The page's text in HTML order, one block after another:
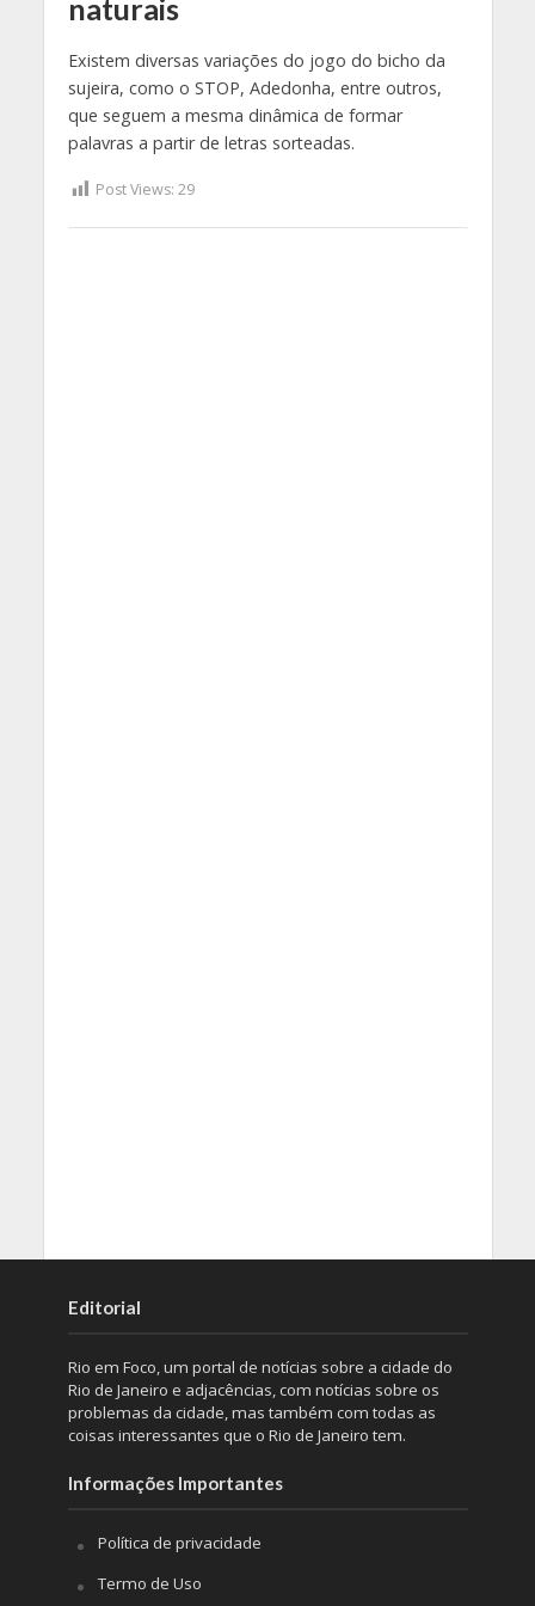
naturais
Existem diversas variações do jogo do bicho da
sujeira, como o STOP, Adedonha, entre outros,
que seguem a mesma dinâmica de formar
palavras a partir de letras sorteadas.
Post Views: 29
Editorial
Rio em Foco, um portal de notícias sobre a cidade do
Rio de Janeiro e adjacências, com notícias sobre os
problemas da cidade, mas também com todas as
coisas interessantes que o Rio de Janeiro tem.
Informações Importantes
Política de privacidade
Termo de Uso